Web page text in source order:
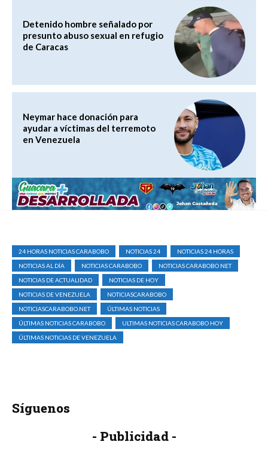
Detenido hombre señalado por
presunto abuso sexual en refugio
de Caracas
Neymar hace donación para
ayudar a víctimas del terremoto
en Venezuela
24 HORAS NOTICIAS CARABOBO NOTICIAS 24
NOTICIAS 24 HORAS
NOTICIAS AL DÍA
NOTICIAS CARABOBO
NOTICIAS CARABOBO NET
NOTICIAS DE ACTUALIDAD
NOTICIAS DE HOY
NOTICIAS DE VENEZUELA
NOTICIASCARABOBO
NOTICIASCARABOBO.NET
ÚLTIMAS NOTICIAS
ÚLTIMAS NOTICIAS CARABOBO
ULTIMAS NOTICIAS CARABOBO HOY
ÚLTIMAS NOTICIAS DE VENEZUELA
Síguenos
- Publicidad -